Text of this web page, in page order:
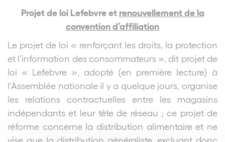
Projet de loi Lefebvre et renouvellement de la
convention d’affiliation
Le projet de loi « renforçant les droits, la protection
et l’information des consommateurs », dit projet de
loi « Lefebvre », adopté (en première lecture) à
l’Assemblée nationale il y a quelque jours, organise
les relations contractuelles entre les magasins
indépendants et leur tête de réseau ; ce projet de
réforme concerne la distribution alimentaire et ne
vise que la distribution généraliste, excluant donc